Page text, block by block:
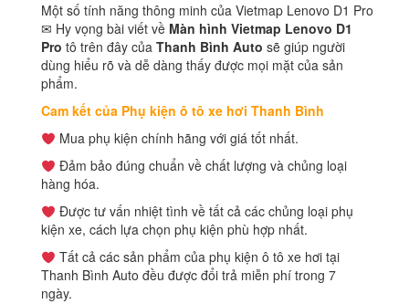
Một số tính năng thông minh của Vietmap Lenovo D1 Pro
✉ Hy vọng bài viết về Màn hình Vietmap Lenovo D1
Pro tô trên đây của Thanh Bình Auto sẽ giúp người
dùng hiểu rõ và dễ dàng thấy được mọi mặt của sản
phẩm.
Cam kết của Phụ kiện ô tô xe hơi Thanh Bình
Mua phụ kiện chính hãng với giá tốt nhất.
Đảm bảo đúng chuẩn về chất lượng và chủng loại
hàng hóa.
Được tư vấn nhiệt tình về tất cả các chủng loại phụ
kiện xe, cách lựa chọn phụ kiện phù hợp nhất.
Tất cả các sản phẩm của phụ kiện ô tô xe hơi tại
Thanh Bình Auto đều được đổi trả miễn phí trong 7
ngày.